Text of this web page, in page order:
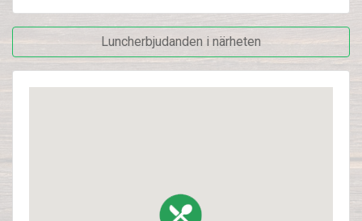
Luncherbjudanden i närheten